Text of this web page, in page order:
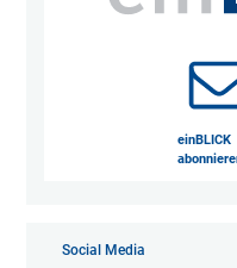
einBLICK
Social Media